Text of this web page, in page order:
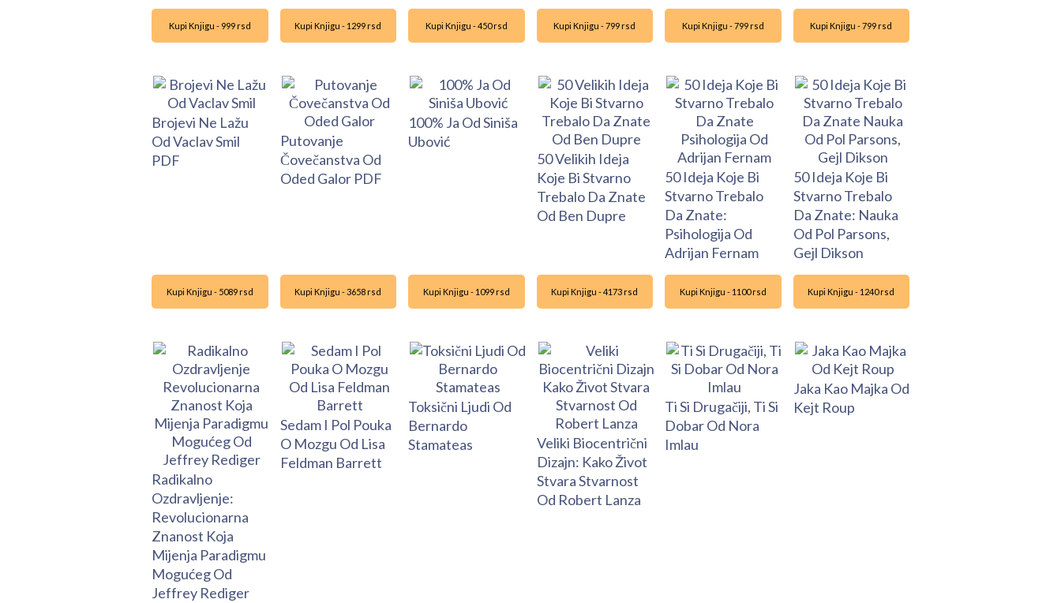
Kupi Knjigu - 999 rsd
Brojevi Ne Lažu
Od Vaclav Smil
PDF
Kupi Knjigu - 1299 rsd
Putovanje
Čovečanstva Od
Oded Galor PDF
Kupi Knjigu - 450 rsd
100% Ja Od Siniša
Ubović
Kupi Knjigu - 799 rsd
50 Velikih Ideja
Koje Bi Stvarno
Trebalo Da Znate
Od Ben Dupre
Kupi Knjigu - 799 rsd
50 Ideja Koje Bi
Stvarno Trebalo
Da Znate:
Psihologija Od
Adrijan Fernam
Kupi Knjigu - 799 rsd
50 Ideja Koje Bi
Stvarno Trebalo
Da Znate: Nauka
Od Pol Parsons,
Gejl Dikson
Kupi Knjigu - 5089 rsd
Radikalno
Ozdravljenje:
Revolucionarna
Znanost Koja
Mijenja Paradigmu
Mogućeg Od
Jeffrey Rediger
Kupi Knjigu - 3658 rsd
Sedam I Pol Pouka
O Mozgu Od Lisa
Feldman Barrett
Kupi Knjigu - 1099 rsd
Toksični Ljudi Od
Bernardo
Stamateas
Kupi Knjigu - 4173 rsd
Veliki Biocentrični
Dizajn: Kako Život
Stvara Stvarnost
Od Robert Lanza
Kupi Knjigu - 1100 rsd
Ti Si Drugačiji, Ti Si
Dobar Od Nora
Imlau
Kupi Knjigu - 1240 rsd
Jaka Kao Majka Od
Kejt Roup